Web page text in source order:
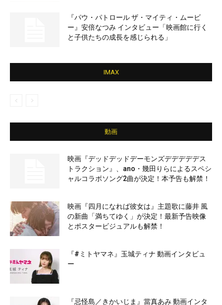
『パウ・パトロール ザ・マイティ・ムービ
ー』安倍なつみ インタビュー「映画館に行く
と子供たちの成長を感じられる」
IMAX
動画
映画『デッドデッドデーモンズデデデデデス
トラクション』、ano・幾田りらによるスペシ
ャルコラボソング2曲が決定！本予告も解禁！
映画『四月になれば彼女は』主題歌に藤井 風
の新曲「満ちてゆく」が決定！最新予告映像
とポスタービジュアルも解禁！
『#ミトヤマネ』玉城ティナ 動画インタビュ
ー
『忌怪島／きかいじま』當真あみ 動画インタ